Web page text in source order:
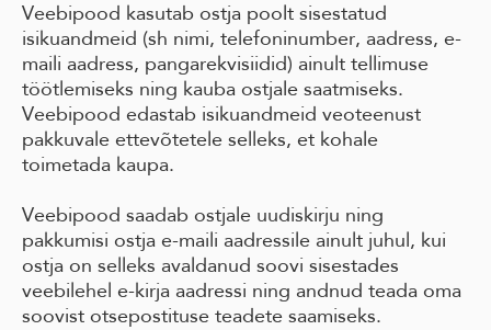
Veebipood kasutab ostja poolt sisestatud
isikuandmeid (sh nimi, telefoninumber, aadress, e-
maili aadress, pangarekvisiidid) ainult tellimuse
töötlemiseks ning kauba ostjale saatmiseks.
Veebipood edastab isikuandmeid veoteenust
pakkuvale ettevõtetele selleks, et kohale
toimetada kaupa.
Veebipood saadab ostjale uudiskirju ning
pakkumisi ostja e-maili aadressile ainult juhul, kui
ostja on selleks avaldanud soovi sisestades
veebilehel e-kirja aadressi ning andnud teada oma
soovist otsepostituse teadete saamiseks.